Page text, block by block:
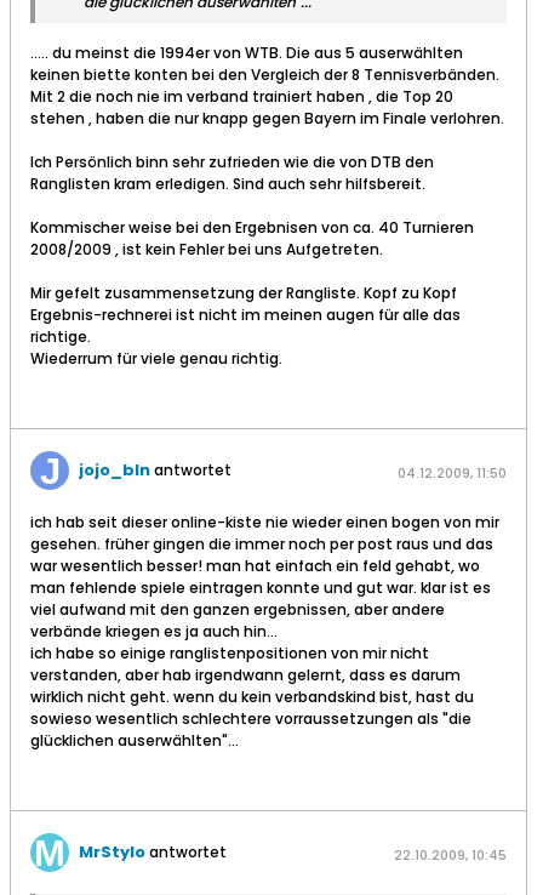
..... du meinst die 1994er von WTB. Die aus 5 auserwählten
keinen biette konten bei den Vergleich der 8 Tennisverbänden.
Mit 2 die noch nie im verband trainiert haben , die Top 20
stehen , haben die nur knapp gegen Bayern im Finale verlohren.
Ich Persönlich binn sehr zufrieden wie die von DTB den
Ranglisten kram erledigen. Sind auch sehr hilfsbereit.
Kommischer weise bei den Ergebnisen von ca. 40 Turnieren
2008/2009 , ist kein Fehler bei uns Aufgetreten.
Mir gefelt zusammensetzung der Rangliste. Kopf zu Kopf
Ergebnis-rechnerei ist nicht im meinen augen für alle das
richtige.
Wiederrum für viele genau richtig.
jojo_blnantwortet 04.12.2009, 11:50
ich hab seit dieser online-kiste nie wieder einen bogen von mir
gesehen. früher gingen die immer noch per post raus und das
war wesentlich besser! man hat einfach ein feld gehabt, wo
man fehlende spiele eintragen konnte und gut war. klar ist es
viel aufwand mit den ganzen ergebnissen, aber andere
verbände kriegen es ja auch hin...
ich habe so einige ranglistenpositionen von mir nicht
verstanden, aber hab irgendwann gelernt, dass es darum
wirklich nicht geht. wenn du kein verbandskind bist, hast du
sowieso wesentlich schlechtere vorraussetzungen als "die
glücklichen auserwählten"...
MrStyloantwortet 22.10.2009, 10:45